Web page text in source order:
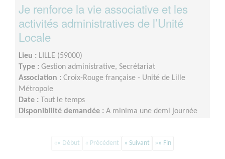
Je renforce la vie associative et les
activités administratives de l’Unité
Locale
Lieu : LILLE (59000)
Type : Gestion administrative, Secrétariat
Association : Croix-Rouge française - Unité de Lille
Métropole
Date : Tout le temps
Disponibilité demandée : A minima une demi journée
«« Début « Précédent » Suivant »» Fin